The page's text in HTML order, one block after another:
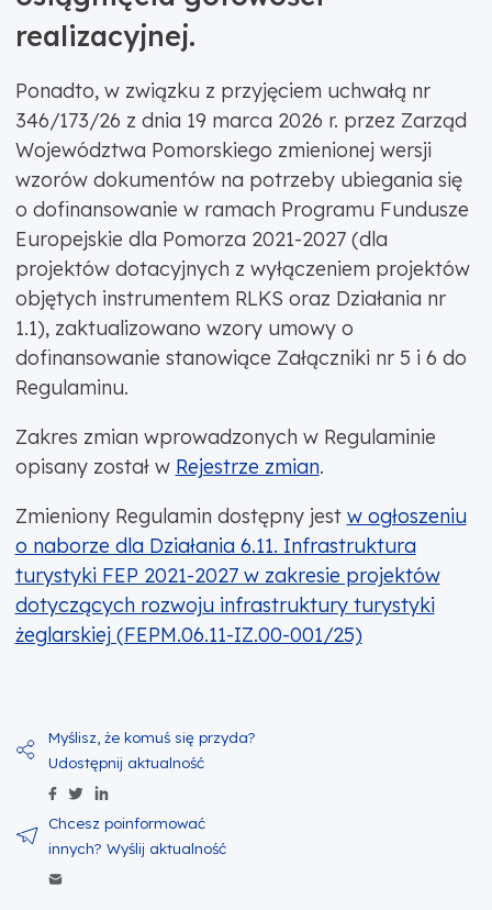
realizacyjnej.
Ponadto, w związku z przyjęciem uchwałą nr
346/173/26 z dnia 19 marca 2026 r. przez Zarząd
Województwa Pomorskiego zmienionej wersji
wzorów dokumentów na potrzeby ubiegania się
o dofinansowanie w ramach Programu Fundusze
Europejskie dla Pomorza 2021-2027 (dla
projektów dotacyjnych z wyłączeniem projektów
objętych instrumentem RLKS oraz Działania nr
1.1), zaktualizowano wzory umowy o
dofinansowanie stanowiące Załączniki nr 5 i 6 do
Regulaminu.
Zakres zmian wprowadzonych w Regulaminie
opisany został w Rejestrze zmian.
Zmieniony Regulamin dostępny jest w ogłoszeniu
o naborze dla Działania 6.11. Infrastruktura
turystyki FEP 2021-2027 w zakresie projektów
dotyczących rozwoju infrastruktury turystyki
żeglarskiej (FEPM.06.11-IZ.00-001/25)
Udostępnij zawartość na Facebook
Udostępnij zawartość na Twitter